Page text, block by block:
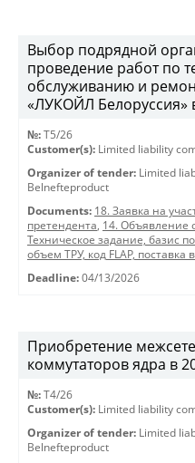
Выбор подрядной
проведение работ по
обслуживанию и
«ЛУКОЙЛ Белоруссия»
№: T5/26
Customer(s): Limited liability
Organizer of tender: Limited
Belnefteproduct
Documents: 18. Заявка на
претендента, 14. Объявление
Техническое задание, базис
объем ТРУ, код FLAP,
Deadline: 04/13/2026
Приобретение
коммутаторов ядра в
№: T4/26
Customer(s): Limited liability
Organizer of tender: Limited
Belnefteproduct